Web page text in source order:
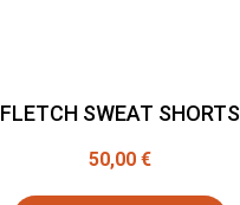
FLETCH SWEAT SHORTS
50,00 €